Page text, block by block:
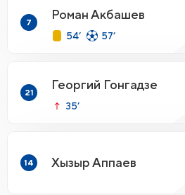
7
Роман Акбашев
54’ 57’
21
Георгий Гонгадзе
35’
14 Хызыр Аппаев